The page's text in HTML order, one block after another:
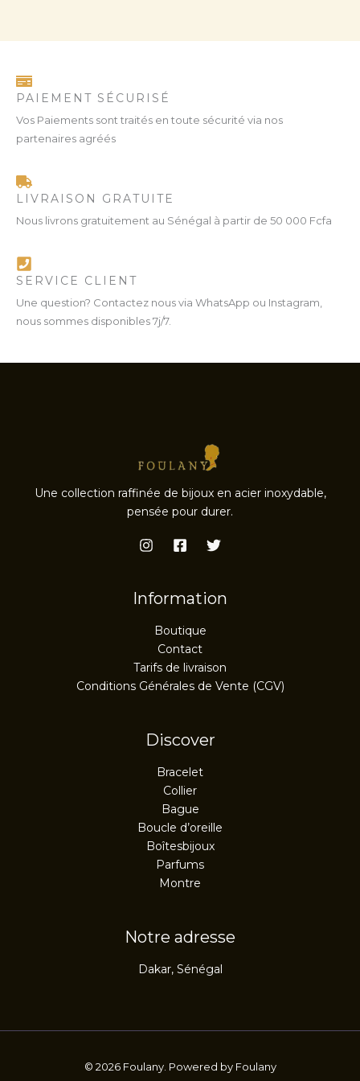
PAIEMENT SÉCURISÉ
Vos Paiements sont traités en toute sécurité via nos
partenaires agréés
LIVRAISON GRATUITE
Nous livrons gratuitement au Sénégal à partir de 50 000 Fcfa
SERVICE CLIENT
Une question? Contactez nous via WhatsApp ou Instagram,
nous sommes disponibles 7j/7.
Une collection raffinée de bijoux en acier inoxydable,
pensée pour durer.
Information
Boutique
Contact
Tarifs de livraison
Conditions Générales de Vente (CGV)
Discover
Bracelet
Collier
Bague
Boucle d’oreille
Boîtesbijoux
Parfums
Montre
Notre adresse
Dakar, Sénégal
© 2026 Foulany. Powered by Foulany